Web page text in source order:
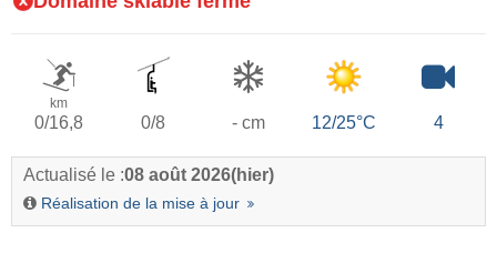
km
0/16,8 0/8 - cm 12/25°C 4
Actualisé le :08 août 2026(hier)
Réalisation de la mise à jour